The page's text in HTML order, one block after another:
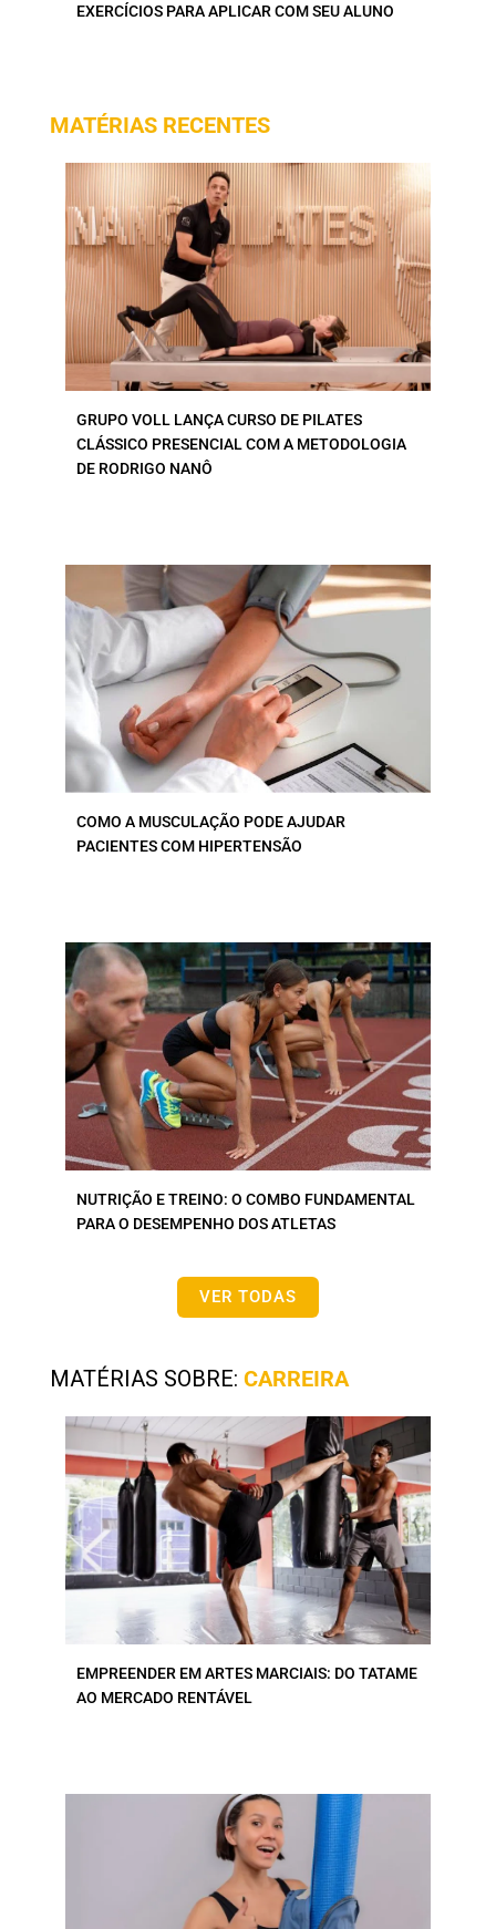
EXERCÍCIOS PARA APLICAR COM SEU ALUNO
MATÉRIAS RECENTES
GRUPO VOLL LANÇA CURSO DE PILATES
CLÁSSICO PRESENCIAL COM A METODOLOGIA
DE RODRIGO NANÔ
COMO A MUSCULAÇÃO PODE AJUDAR
PACIENTES COM HIPERTENSÃO
NUTRIÇÃO E TREINO: O COMBO FUNDAMENTAL
PARA O DESEMPENHO DOS ATLETAS
VER TODAS
MATÉRIAS SOBRE: CARREIRA
EMPREENDER EM ARTES MARCIAIS: DO TATAME
AO MERCADO RENTÁVEL